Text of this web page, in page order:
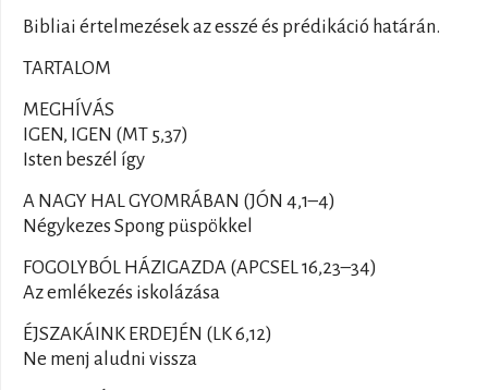
Bibliai értelmezések az esszé és prédikáció határán.
TARTALOM
MEGHÍVÁS
IGEN, IGEN (MT 5,37)
Isten beszél így
A NAGY HAL GYOMRÁBAN (JÓN 4,1–4)
Négykezes Spong püspökkel
FOGOLYBÓL HÁZIGAZDA (APCSEL 16,23–34)
Az emlékezés iskolázása
ÉJSZAKÁINK ERDEJÉN (LK 6,12)
Ne menj aludni vissza